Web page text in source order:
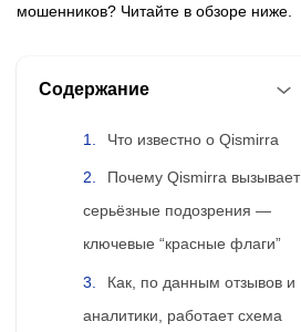
мошенников? Читайте в обзоре ниже.
Содержание
Что известно о Qismirra
Почему Qismirra вызывает
серьёзные подозрения —
ключевые “красные флаги”
Как, по данным отзывов и
аналитики, работает схема